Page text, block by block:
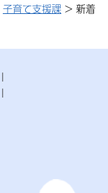
子育て支援課 > 新着